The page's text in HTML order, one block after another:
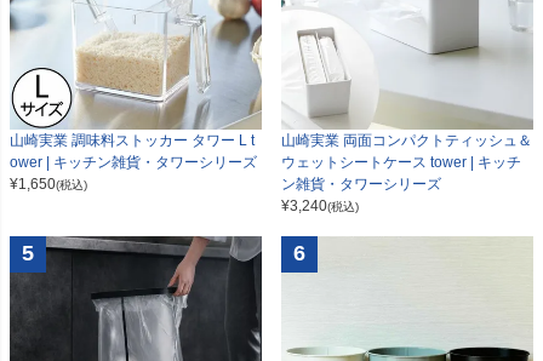
山崎実業 調味料ストッカー タワー L t
ower | キッチン雑貨・タワーシリーズ
¥1,650(税込)
山崎実業 両面コンパクトティッシュ＆
ウェットシートケース tower | キッチ
ン雑貨・タワーシリーズ
¥3,240(税込)
5 6